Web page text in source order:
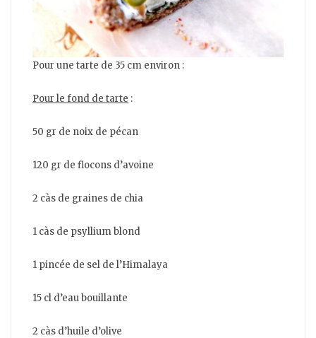
Pour une tarte de 35 cm environ :
Pour le fond de tarte :
50 gr de noix de pécan
120 gr de flocons d’avoine
2 càs de graines de chia
1 càs de psyllium blond
1 pincée de sel de l’Himalaya
15 cl d’eau bouillante
2 càs d’huile d’olive